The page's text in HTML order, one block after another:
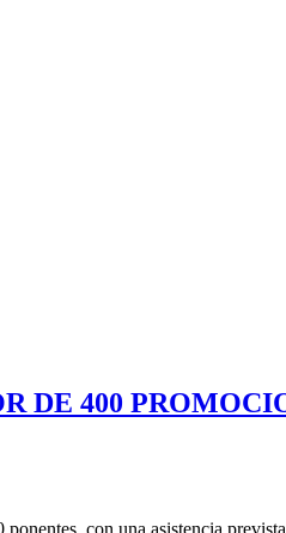
DE 400
con una asistencia